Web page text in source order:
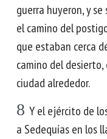
guerra huyeron, y
el camino del
que estaban cerca
camino del
ciudad alrededor.
8 Y el ejército de
a Sedequías en los